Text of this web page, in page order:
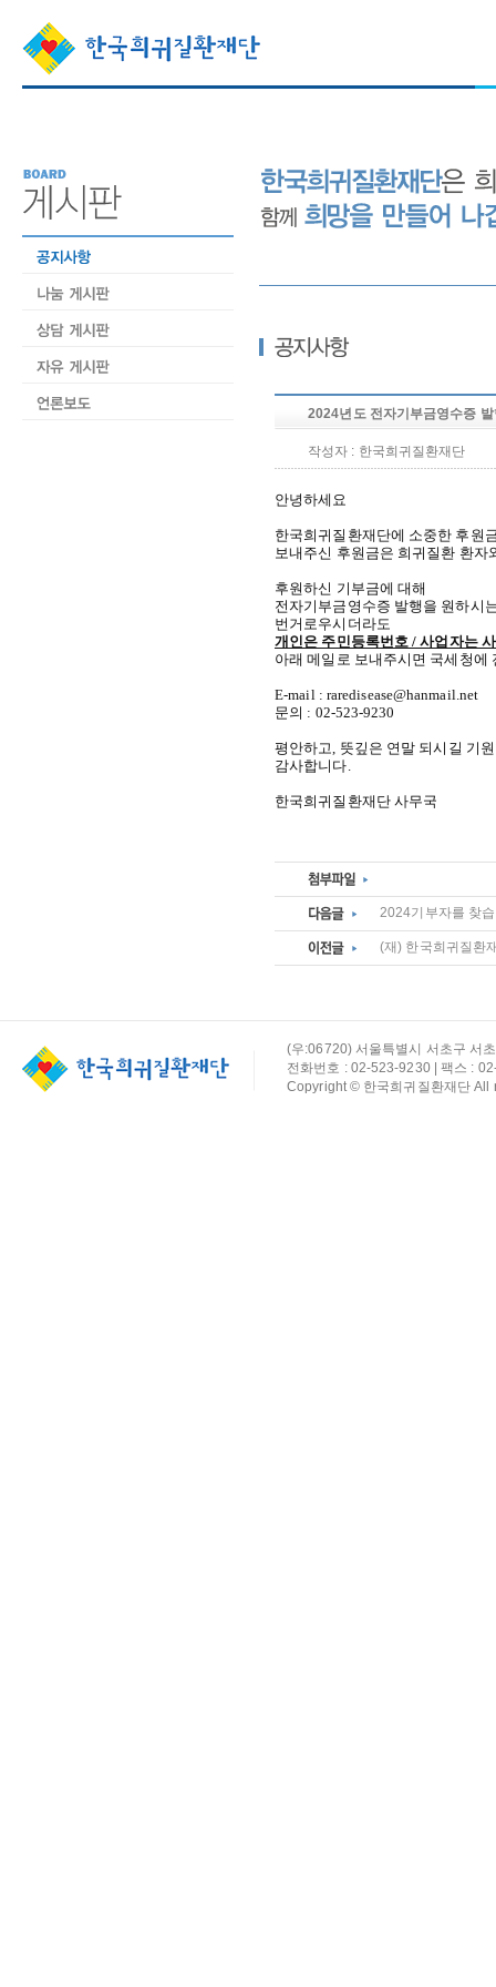
2024년도 전자기부금영수증 발
작성자 : 한국희귀질환재단
안녕하세요
한국희귀질환재단에 소중한 후원
보내주신 후원금은 희귀질환 환자
후원하신 기부금에 대해
전자기부금영수증 발행을 원하시
번거로우시더라도
개인은 주민등록번호 / 사업자는
아래 메일로 보내주시면 국세청에
E-mail : raredisease@hanmail.net
문의 : 02-523-9230
평안하고, 뜻깊은 연말 되시길 기
감사합니다.
한국희귀질환재단 사무국
2024기부자를 찾
(재) 한국희귀질환
(우:06720) 서울특별시 서초구 서
전화번호 : 02-523-9230 | 팩스 :
Copyright © 한국희귀질환재단